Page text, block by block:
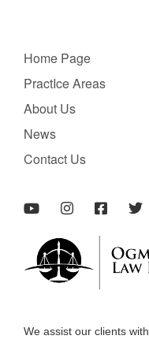
Home Page
PractIce Areas
About Us
News
Contact Us
We assist our clients